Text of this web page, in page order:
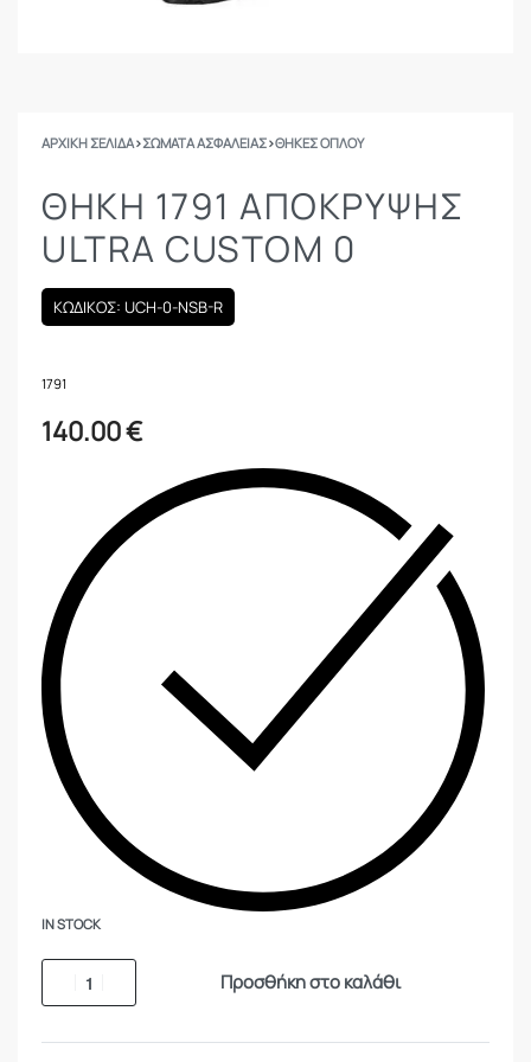
ΑΡΧΙΚΉ ΣΕΛΊΔΑ›ΣΩΜΑΤΑ ΑΣΦΑΛΕΙΑΣ›ΘΉΚΕΣ ΌΠΛΟΥ
ΘΗΚΗ 1791 ΑΠΌΚΡΥΨΗΣ
ULTRA CUSTOM 0
ΚΩΔΙΚΟΣ: UCH-0-NSB-R
1791
140.00€
IN STOCK
Προσθήκη στο καλάθι